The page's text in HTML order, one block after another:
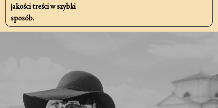
jakości treści w szybki
sposób.